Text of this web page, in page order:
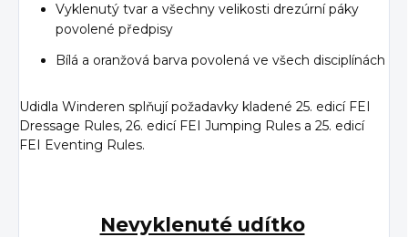
Vyklenutý tvar a všechny velikosti drezúrní páky
povolené předpisy
Bílá a oranžová barva povolená ve všech disciplínách
Udidla Winderen splňují požadavky kladené 25. edicí FEI
Dressage Rules, 26. edicí FEI Jumping Rules a 25. edicí
FEI Eventing Rules.
Nevyklenuté udítko